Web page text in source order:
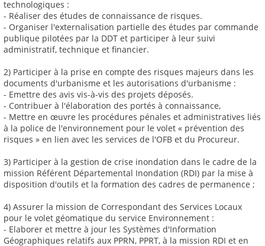
technologiques :
- Réaliser des études de connaissance de risques.
- Organiser l'externalisation partielle des études par commande
publique pilotées par la DDT et participer à leur suivi
administratif, technique et financier.
2) Participer à la prise en compte des risques majeurs dans les
documents d'urbanisme et les autorisations d'urbanisme :
- Emettre des avis vis-à-vis des projets déposés.
- Contribuer à l'élaboration des portés à connaissance,
- Mettre en œuvre les procédures pénales et administratives liés
à la police de l'environnement pour le volet « prévention des
risques » en lien avec les services de l'OFB et du Procureur.
3) Participer à la gestion de crise inondation dans le cadre de la
mission Référent Départemental Inondation (RDI) par la mise à
disposition d'outils et la formation des cadres de permanence ;
4) Assurer la mission de Correspondant des Services Locaux
pour le volet géomatique du service Environnement :
- Elaborer et mettre à jour les Systèmes d'Information
Géographiques relatifs aux PPRN, PPRT, à la mission RDI et en